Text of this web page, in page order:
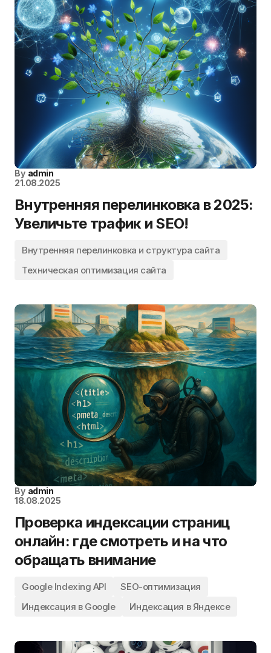
By admin
21.08.2025
Внутренняя перелинковка в 2025:
Увеличьте трафик и SEO!
Внутренняя перелинковка и структура сайта
Техническая оптимизация сайта
By admin
18.08.2025
Проверка индексации страниц
онлайн: где смотреть и на что
обращать внимание
Google Indexing API
SEO-оптимизация
Индексация в Google
Индексация в Яндексе